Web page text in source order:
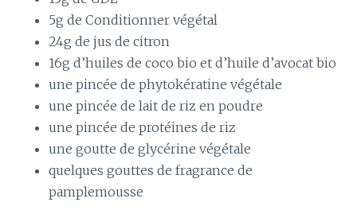
5g de Conditionner végétal
24g de jus de citron
16g d’huiles de coco bio et d’huile d’avocat bio
une pincée de phytokératine végétale
une pincée de lait de riz en poudre
une pincée de protéines de riz
une goutte de glycérine végétale
quelques gouttes de fragrance de
pamplemousse